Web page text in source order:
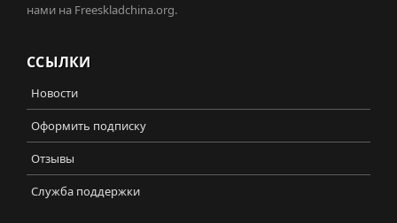
нами на Freeskladchina.org.
ССЫЛКИ
Новости
Оформить подписку
Отзывы
Служба поддержки